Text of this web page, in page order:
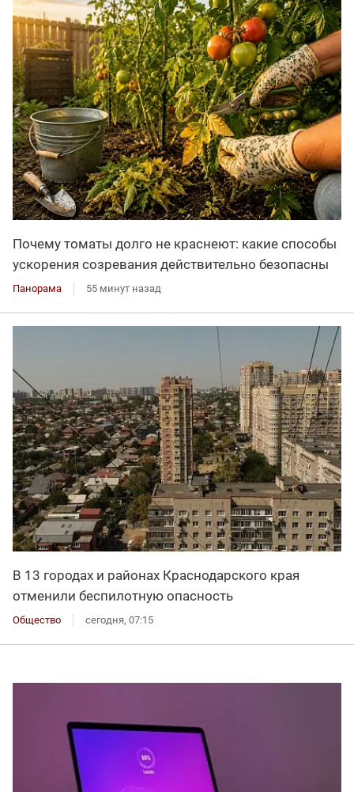
Почему томаты долго не краснеют: какие способы
ускорения созревания действительно безопасны
Панорама 55 минут назад
В 13 городах и районах Краснодарского края
отменили беспилотную опасность
Общество сегодня, 07:15